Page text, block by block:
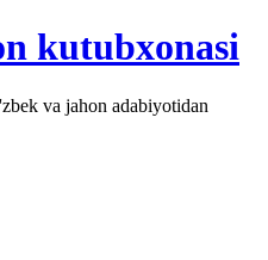
va jahon adabiyotidan